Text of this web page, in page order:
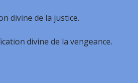
divine de la justice.
divine de la vengeance.